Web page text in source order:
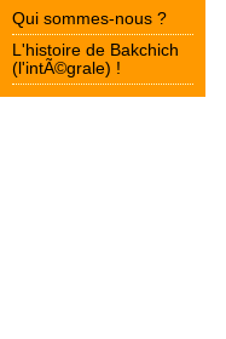
Qui sommes-nous ?
L'histoire de Bakchich
(l'intÃ©grale) !